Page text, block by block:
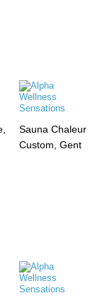
Sauna Chaleur
Custom, Gent